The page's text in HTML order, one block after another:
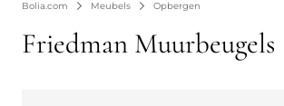
Bolia.com Meubels Opbergen
Friedman Muurbeugels